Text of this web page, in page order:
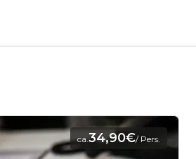
ca.34,90€/ Pers.